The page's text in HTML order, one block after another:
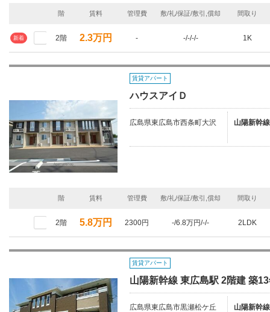
階 賃料 管理費 敷/礼/保証/敷引,償却 間取り
新着 2階 2.3万円 - -/-/-/- 1K
賃貸アパート
ハウスアイＤ
広島県東広島市西条町大沢 山陽新幹
階 賃料 管理費 敷/礼/保証/敷引,償却 間取り
2階 5.8万円 2300円 -/6.8万円/-/- 2LDK
賃貸アパート
山陽新幹線 東広島駅 2階建 築
広島県東広島市黒瀬松ケ丘
山陽新幹